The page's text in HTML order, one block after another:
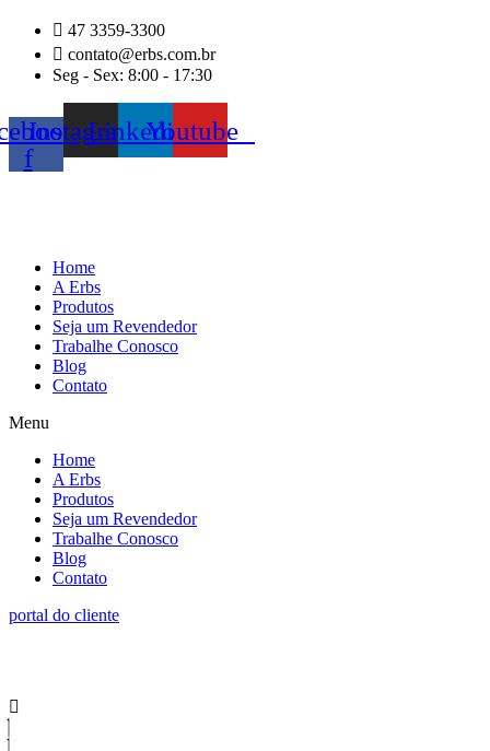
conteúdo
47 3359-3300
contato@erbs.com.br
Seg - Sex: 8:00 - 17:30
f
InstagramLinkedinYoutube
Home
A Erbs
Produtos
Seja um Revendedor
Trabalhe Conosco
Blog
Contato
Menu
Home
A Erbs
Produtos
Seja um Revendedor
Trabalhe Conosco
Blog
Contato
portal do cliente